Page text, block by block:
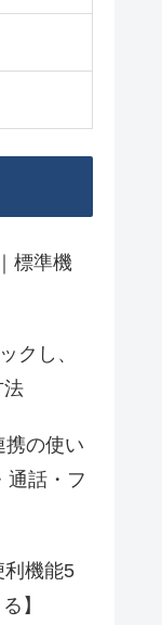
標準機
クし、
法
携の使い
通話・フ
利機能5
】